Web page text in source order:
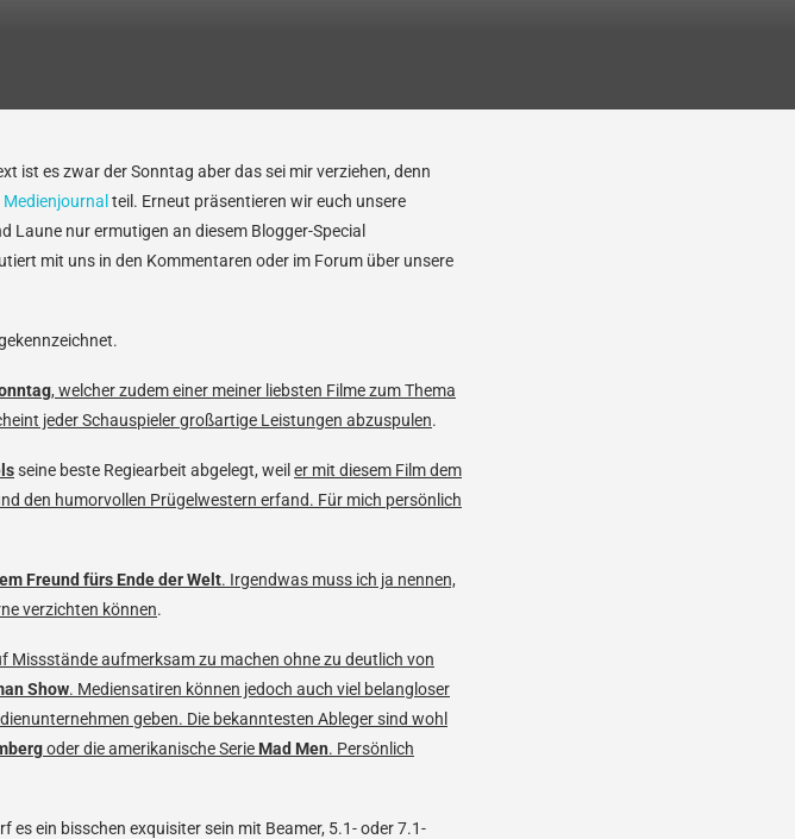
ist es zwar der Sonntag aber das sei mir verziehen, denn
Medienjournal teil. Erneut präsentieren wir euch unsere
nur ermutigen an diesem Blogger-Special
mit uns in den Kommentaren oder im Forum über unsere
, welcher zudem einer meiner liebsten Filme zum Thema
jeder Schauspieler großartige Leistungen abzuspulen.
seine beste Regiearbeit abgelegt, weil er mit diesem Film dem
den humorvollen Prügelwestern erfand. Für mich persönlich
Freund fürs Ende der Welt. Irgendwas muss ich ja nennen,
verzichten können.
Missstände aufmerksam zu machen ohne zu deutlich von
Show. Mediensatiren können jedoch auch viel belangloser
geben. Die bekanntesten Ableger sind wohl
oder die amerikanische Serie Mad Men. Persönlich
es ein bisschen exquisiter sein mit Beamer, 5.1- oder 7.1-